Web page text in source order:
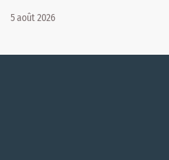
5 août 2026